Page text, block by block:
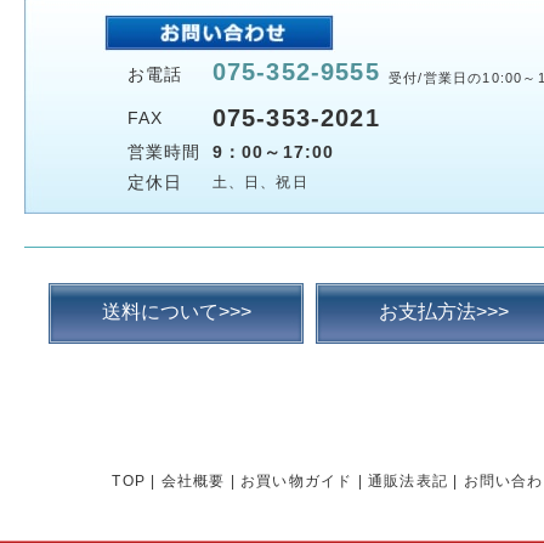
お電話 075-352-9555 受付/営業日の10:00～
FAX 075-353-2021
営業時間
9：00～17:00
定休日
土、日、祝日
送料について>>> お支払方法>>>
TOP 会社概要 お買い物ガイド 通販法表記 お問い合